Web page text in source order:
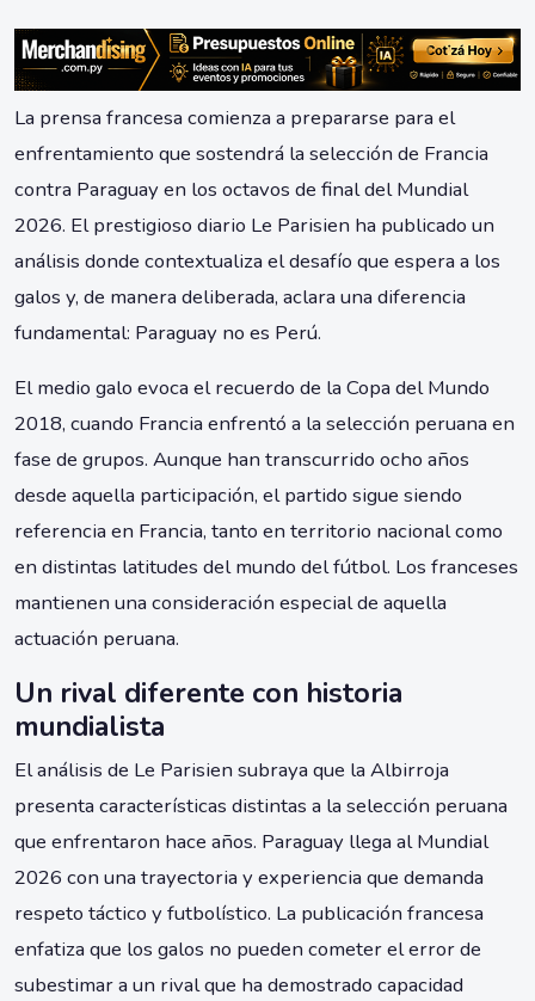
La prensa francesa comienza a prepararse para el
enfrentamiento que sostendrá la selección de Francia
contra Paraguay en los octavos de final del Mundial
2026. El prestigioso diario Le Parisien ha publicado un
análisis donde contextualiza el desafío que espera a los
galos y, de manera deliberada, aclara una diferencia
fundamental: Paraguay no es Perú.
El medio galo evoca el recuerdo de la Copa del Mundo
2018, cuando Francia enfrentó a la selección peruana en
fase de grupos. Aunque han transcurrido ocho años
desde aquella participación, el partido sigue siendo
referencia en Francia, tanto en territorio nacional como
en distintas latitudes del mundo del fútbol. Los franceses
mantienen una consideración especial de aquella
actuación peruana.
Un rival diferente con historia
mundialista
El análisis de Le Parisien subraya que la Albirroja
presenta características distintas a la selección peruana
que enfrentaron hace años. Paraguay llega al Mundial
2026 con una trayectoria y experiencia que demanda
respeto táctico y futbolístico. La publicación francesa
enfatiza que los galos no pueden cometer el error de
subestimar a un rival que ha demostrado capacidad